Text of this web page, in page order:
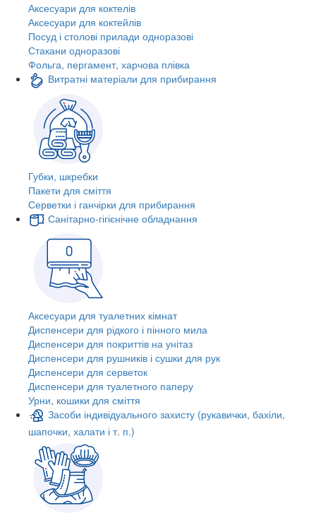
Аксесуари для коктелів
Аксесуари для коктейлів
Посуд і столові прилади одноразові
Стакани одноразові
Фольга, пергамент, харчова плівка
Витратні матеріали для прибирання
Губки, шкребки
Пакети для сміття
Серветки і ганчірки для прибирання
Санітарно-гігієнічне обладнання
Аксесуари для туалетних кімнат
Диспенсери для рідкого і пінного мила
Диспенсери для покриттів на унітаз
Диспенсери для рушників і сушки для рук
Диспенсери для серветок
Диспенсери для туалетного паперу
Урни, кошики для сміття
Засоби індивідуального захисту (рукавички, бахіли,
шапочки, халати і т. п.)